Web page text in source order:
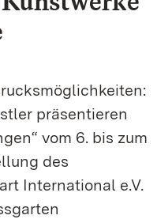
präsentieren
vom 6. bis zum
des
International e.V.